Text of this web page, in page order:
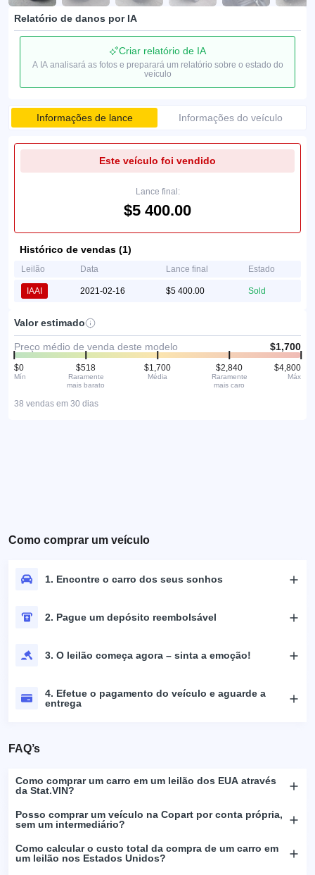
Relatório de danos por IA
Criar relatório de IA
A IA analisará as fotos e preparará um relatório sobre o estado do
veículo
Informações de lance Informações do veículo
Este veículo foi vendido
Lance final:
$5 400.00
Histórico de vendas (1)
Leilão Data Lance final Estado
IAAI 2021-02-16 $5 400.00 Sold
Valor estimado
Preço médio de venda deste modelo $1,700
$0
Mín
$518
Raramente
mais barato
$1,700
Média
$2,840
Raramente
mais caro
$4,800
Máx
38 vendas em 30 dias
Como comprar um veículo
1. Encontre o carro dos seus sonhos
2. Pague um depósito reembolsável
3. O leilão começa agora – sinta a emoção!
4. Efetue o pagamento do veículo e aguarde a
entrega
FAQ’s
Como comprar um carro em um leilão dos EUA através
da Stat.VIN?
Posso comprar um veículo na Copart por conta própria,
sem um intermediário?
Como calcular o custo total da compra de um carro em
um leilão nos Estados Unidos?